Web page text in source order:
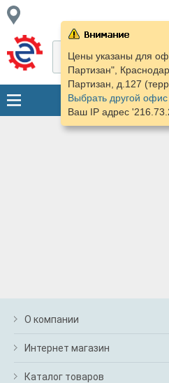
Цены указаны для
Партизан",
Партизан, д.127
Выбрать другой офис
Ваш IP адрес
О компании
Интернет магазин
Каталог товаров